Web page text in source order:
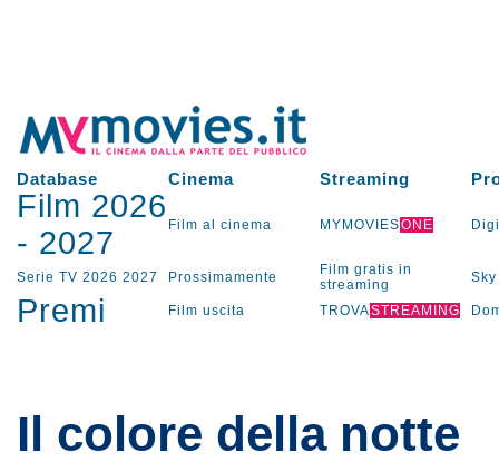
Database Cinema Streaming
Film 2026
- 2027 Film al cinema MYMOVIESONE
Serie TV 2026 2027 Prossimamente
Film gratis in
streaming
Sky
Premi Film uscita TROVASTREAMING
Il colore della notte